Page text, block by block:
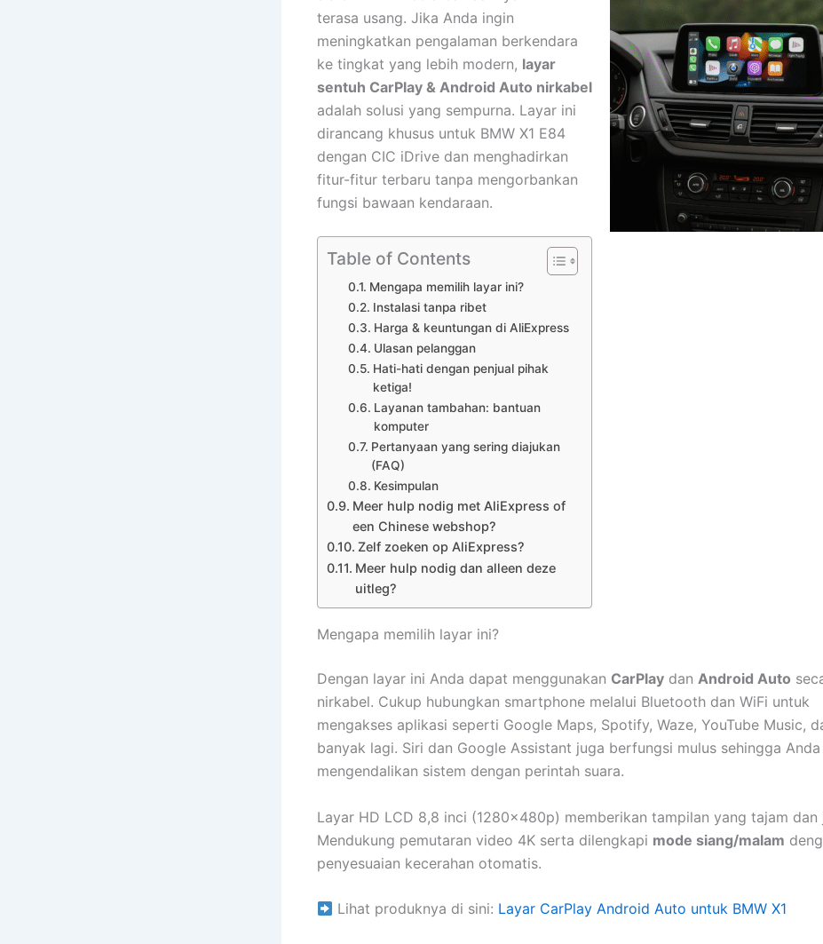
terasa usang. Jika Anda ingin
meningkatkan pengalaman berkendara
ke tingkat yang lebih modern, layar
sentuh CarPlay & Android Auto nirkabel
adalah solusi yang sempurna. Layar ini
dirancang khusus untuk BMW X1 E84
dengan CIC iDrive dan menghadirkan
fitur-fitur terbaru tanpa mengorbankan
fungsi bawaan kendaraan.
Table of Contents
Mengapa memilih layar ini?
Instalasi tanpa ribet
Harga & keuntungan di AliExpress
Ulasan pelanggan
Hati-hati dengan penjual pihak
ketiga!
Layanan tambahan: bantuan
komputer
Pertanyaan yang sering diajukan
(FAQ)
Kesimpulan
Meer hulp nodig met AliExpress of
een Chinese webshop?
Zelf zoeken op AliExpress?
Meer hulp nodig dan alleen deze
uitleg?
Mengapa memilih layar ini?
Dengan layar ini Anda dapat menggunakan CarPlay dan Android Auto
nirkabel. Cukup hubungkan smartphone melalui Bluetooth dan WiFi untuk
mengakses aplikasi seperti Google Maps, Spotify, Waze, YouTube Music,
banyak lagi. Siri dan Google Assistant juga berfungsi mulus sehingga
mengendalikan sistem dengan perintah suara.
Layar HD LCD 8,8 inci (1280x480p) memberikan tampilan yang tajam dan
Mendukung pemutaran video 4K serta dilengkapi mode siang/malam
penyesuaian kecerahan otomatis.
Lihat produknya di sini: Layar CarPlay Android Auto untuk BMW X1